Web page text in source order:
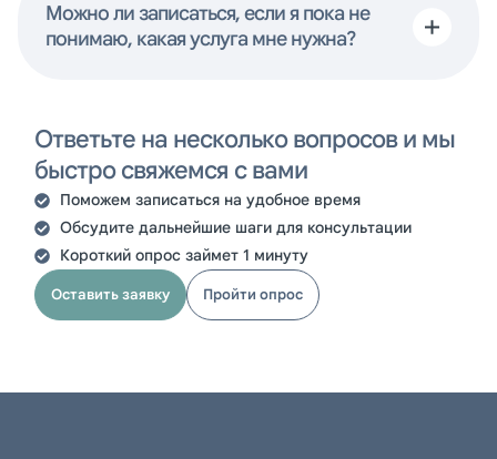
Факоэмульсификация катаракты
Tecnis OptiBlue / LuxGood
Bausch+Lomb; хирург Аручиди
И.Н.; дополнительный тариф: 465
000 тг
405 000 тг
Можно ли записаться, если я пока не
понимаю, какая услуга мне нужна?
Ответьте на несколько вопросов и мы
быстро свяжемся с вами
Поможем записаться на удобное время
Обсудите дальнейшие шаги для консультации
Короткий опрос займет 1 минуту
Оставить заявку Пройти опрос